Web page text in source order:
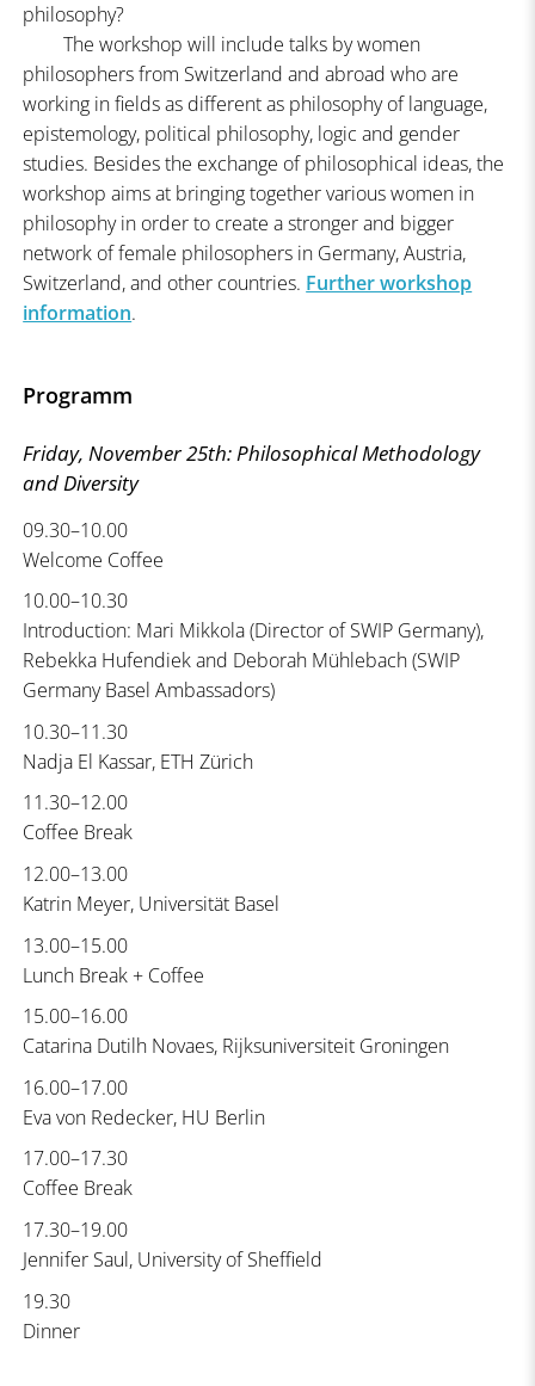
philosophy?
The workshop will include talks by women
philosophers from Switzerland and abroad who are
working in fields as different as philosophy of language,
epistemology, political philosophy, logic and gender
studies. Besides the exchange of philosophical ideas, the
workshop aims at bringing together various women in
philosophy in order to create a stronger and bigger
network of female philosophers in Germany, Austria,
Switzerland, and other countries. Further workshop
information.
Programm
Friday, November 25th: Philosophical Methodology
and Diversity
09.30–10.00
Welcome Coffee
10.00–10.30
Introduction: Mari Mikkola (Director of SWIP Germany),
Rebekka Hufendiek and Deborah Mühlebach (SWIP
Germany Basel Ambassadors)
10.30–11.30
Nadja El Kassar, ETH Zürich
11.30–12.00
Coffee Break
12.00–13.00
Katrin Meyer, Universität Basel
13.00–15.00
Lunch Break + Coffee
15.00–16.00
Catarina Dutilh Novaes, Rijksuniversiteit Groningen
16.00–17.00
Eva von Redecker, HU Berlin
17.00–17.30
Coffee Break
17.30–19.00
Jennifer Saul, University of Sheffield
19.30
Dinner